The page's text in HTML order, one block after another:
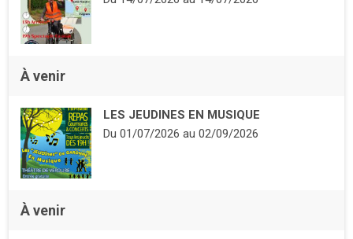
À venir
LES JEUDINES EN MUSIQUE
Du 01/07/2026au 02/09/2026
À venir